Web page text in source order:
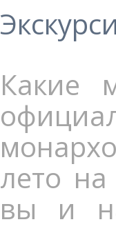
Какие
лето
вы и